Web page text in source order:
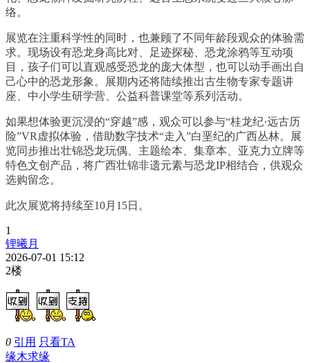
络。
展览在注重科学性的同时，也兼顾了不同年龄段观众的体验需
求。现场设有恐龙身高比对、足迹探秘、恐龙涂鸦等互动项
目，孩子们可以直观感受恐龙的庞大体型，也可以动手画出自
己心中的恐龙形象。展期内还将陆续推出古生物专家专题讲
座、中小学生研学营、公益科普课堂等系列活动。
如果想体验更沉浸的“穿越”感，观众可以参与“桂龙纪·远古历
险”VR虚拟体验，借助数字技术“走入”白垩纪的广西丛林。展
览同步推出壮锦恐龙玩偶、主题绘本、集章本、亚克力立牌等
特色文创产品，将广西壮锦非遗元素与恐龙IP相结合，供观众
选购留念。
此次展览将持续至10月15日。
1
锂曦月
2026-07-01 15:12
2楼
0 引用 只看TA
缘木求缘